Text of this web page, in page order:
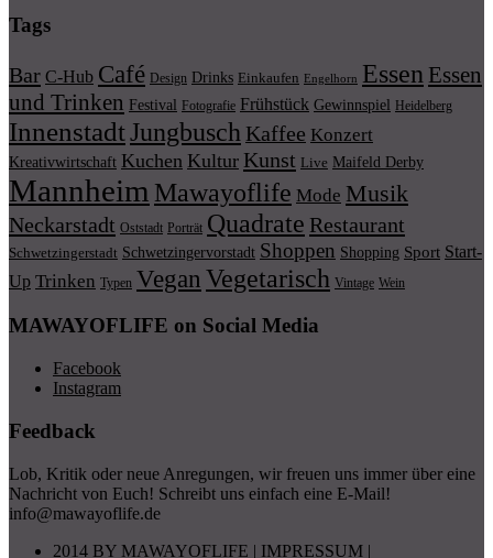
Tags
Bar C-Hub Café Design Drinks Einkaufen Engelhorn Essen Essen
und Trinken Festival Fotografie Frühstück Gewinnspiel Heidelberg
InnenstadtJungbusch Kaffee Konzert
Kreativwirtschaft Kuchen Kultur Kunst Live Maifeld Derby
Mannheim Mawayoflife Mode Musik
Neckarstadt Oststadt Porträt Quadrate Restaurant
Schwetzingerstadt Schwetzingervorstadt Shoppen Shopping Sport Start-
Up Trinken Typen Vegan Vegetarisch Vintage Wein
MAWAYOFLIFE on Social Media
Facebook
Instagram
Feedback
Lob, Kritik oder neue Anregungen, wir freuen uns immer über eine
Nachricht von Euch! Schreibt uns einfach eine E-Mail!
info@mawayoflife.de
2014 BY MAWAYOFLIFE | IMPRESSUM |